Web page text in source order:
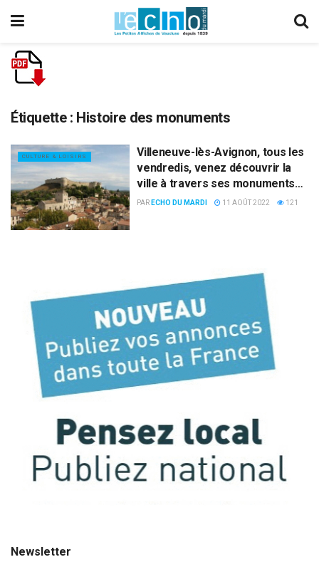
Étiquette : Histoire des monuments
CULTURE & LOISIRS
Villeneuve-lès-Avignon, tous les
vendredis, venez découvrir la
ville à travers ses monuments…
PAR ECHO DU MARDI 11 AOÛT 2022 121
Newsletter